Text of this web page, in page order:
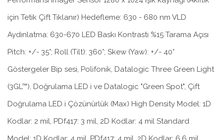
için Tetik Çift Tıklanır) Hedefleme: 630 - 680 nm VLD
Aydınlatma: 630-670 LED Baskı Kontrastı %15 Tarama Açısı
Pitch: +/- 35°; Roll (Tilt): 360°; Skew (Yaw): +/- 40°
Göstergeler Bip sesi, Polifonik, Datalogic Three Green Light
(3GL™), Doğrulama LED i ve Datalogic "Green Spot", Çift
Doğrulama LED i Çözünürlük (Max) High Density Model: 1D
Kodlar: 2 mil, PDf417: 3 mil, 2D Kodlar: 4 mil Standard